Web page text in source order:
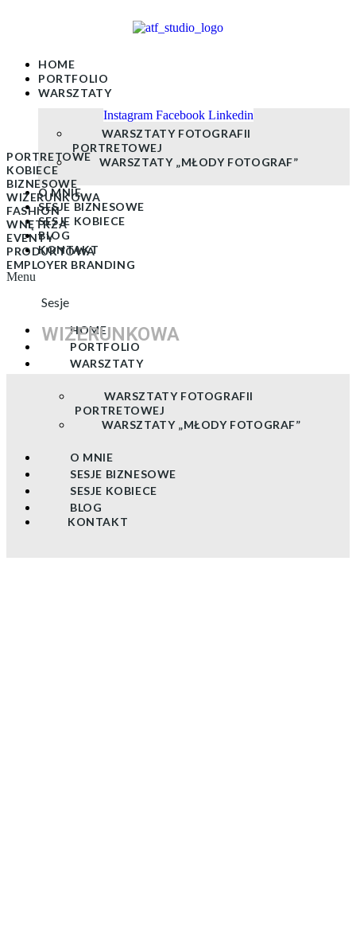
HOME
PORTFOLIO
WARSZTATY
WARSZTATY FOTOGRAFII
PORTRETOWEJ
WARSZTATY „MŁODY FOTOGRAF”
O MNIE
SESJE BIZNESOWE
SESJE KOBIECE
BLOG
KONTAKT
Menu
HOME
PORTFOLIO
WARSZTATY
WARSZTATY FOTOGRAFII
PORTRETOWEJ
WARSZTATY „MŁODY FOTOGRAF”
O MNIE
SESJE BIZNESOWE
SESJE KOBIECE
BLOG
KONTAKT
Instagram Facebook Linkedin
PORTRETOWE
KOBIECE
BIZNESOWE
WIZERUNKOWA
FASHION
WNĘTRZA
EVENTY
PRODUKTOWA
EMPLOYER BRANDING
Sesje
WIZERUNKOWA